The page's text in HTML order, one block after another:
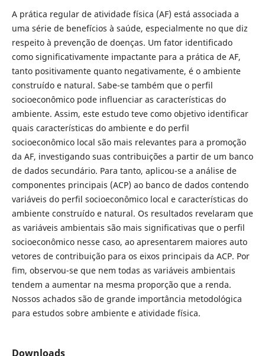
A prática regular de atividade física (AF) está associada a
uma série de benefícios à saúde, especialmente no que diz
respeito à prevenção de doenças. Um fator identificado
como significativamente impactante para a prática de AF,
tanto positivamente quanto negativamente, é o ambiente
construído e natural. Sabe-se também que o perfil
socioeconômico pode influenciar as características do
ambiente. Assim, este estudo teve como objetivo identificar
quais características do ambiente e do perfil
socioeconômico local são mais relevantes para a promoção
da AF, investigando suas contribuições a partir de um banco
de dados secundário. Para tanto, aplicou-se a análise de
componentes principais (ACP) ao banco de dados contendo
variáveis do perfil socioeconômico local e características do
ambiente construído e natural. Os resultados revelaram que
as variáveis ambientais são mais significativas que o perfil
socioeconômico nesse caso, ao apresentarem maiores auto
vetores de contribuição para os eixos principais da ACP. Por
fim, observou-se que nem todas as variáveis ambientais
tendem a aumentar na mesma proporção que a renda.
Nossos achados são de grande importância metodológica
para estudos sobre ambiente e atividade física.
Downloads